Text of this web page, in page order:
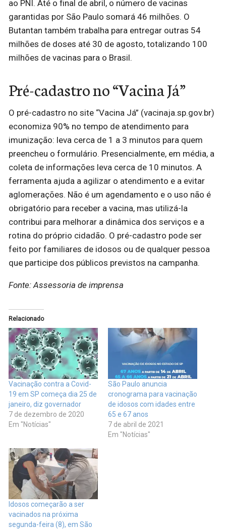
ao PNI. Até o final de abril, o número de vacinas
garantidas por São Paulo somará 46 milhões. O
Butantan também trabalha para entregar outras 54
milhões de doses até 30 de agosto, totalizando 100
milhões de vacinas para o Brasil.
Pré-cadastro no “Vacina Já”
O pré-cadastro no site “Vacina Já” (vacinaja.sp.gov.br)
economiza 90% no tempo de atendimento para
imunização: leva cerca de 1 a 3 minutos para quem
preencheu o formulário. Presencialmente, em média, a
coleta de informações leva cerca de 10 minutos. A
ferramenta ajuda a agilizar o atendimento e a evitar
aglomerações. Não é um agendamento e o uso não é
obrigatório para receber a vacina, mas utilizá-la
contribui para melhorar a dinâmica dos serviços e a
rotina do próprio cidadão. O pré-cadastro pode ser
feito por familiares de idosos ou de qualquer pessoa
que participe dos públicos previstos na campanha.
Fonte: Assessoria de imprensa
Relacionado
Vacinação contra a Covid-
19 em SP começa dia 25 de
janeiro, diz governador
7 de dezembro de 2020
Em "Notícias"
São Paulo anuncia
cronograma para vacinação
de idosos com idades entre
65 e 67 anos
7 de abril de 2021
Em "Notícias"
Idosos começarão a ser
vacinados na próxima
segunda-feira (8), em São